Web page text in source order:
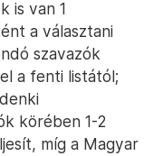
is van 1
a választani
szavazók
a fenti listától;
körében 1-2
míg a Magyar